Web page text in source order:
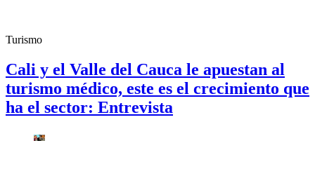
Turismo
Cali y el Valle del Cauca le apuestan al
turismo médico, este es el crecimiento que
ha el sector: Entrevista